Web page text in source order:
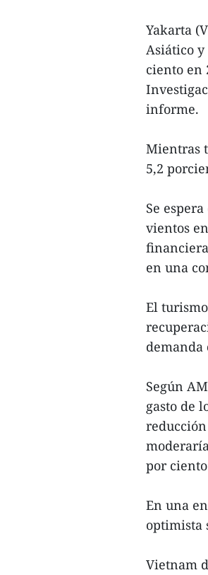
Yakarta
Asiático y
ciento en
informe.
Mientras
5,2
Se
vientos
en una
El
demanda
Según
gasto de
por
En una
optimista
Vietnam